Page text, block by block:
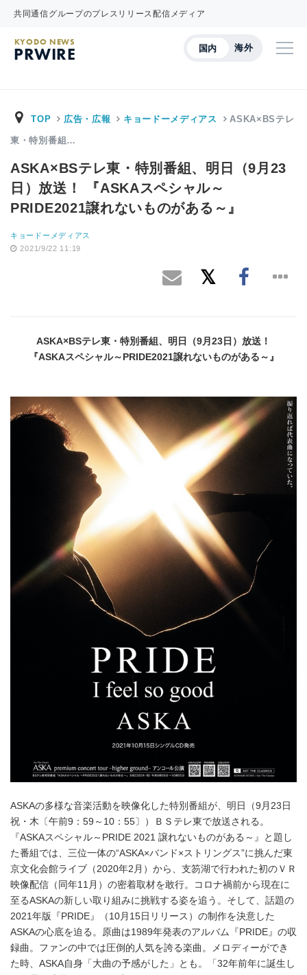
共同通信グループのプレスリリース配信メディア
国内 海外
KYODO NEWS
PRWIRE
TOP 広告・広報 キョードーメディアス ASKA×BSテレ
東・特別番組…
ASKA×BSテレ東・特別番組、明日（9月23
日）放送！ 『ASKAスペシャル～
PRIDE2021譲れないものがある～』
キョードーメディアス
2021/9/22 11:19
ASKA×BSテレ東・特別番組、明日（9月 23 日）放送！
『ASKAスペシャル～ PRIDE2021譲れないものがある～』
ASKAの多様な音楽活動を映像化した特別番組が、明日（9月23日
祝・木〔午前9：59～10：55〕）ＢＳテレ東で放送される。
『ASKAスペシャル～PRIDE 2021 譲れないものがある～』と題し
た番組では、三位一体の“ASKA×バンド×ストリングス”に挑んだ東
京文化会館ライブ（2020年2月）から、支笏湖で行われた初のＶＲ
映像配信（同年11月）の密着取材を敢行。コロナ禍前から現在に
至るASKAの新しい取り組みに挑戦する姿を追う。そして、話題の
2021年版『PRIDE』（10月15日リリース）の制作を決意した
ASKAの心底を迫る。原曲は1989年発表のアルバム『PRIDE』の収
録曲。ファンの中では圧倒的人気を誇る楽曲。メロディーができ
た時、ASKA自身「大曲の予感がした」とも。「32年前年に誕生し